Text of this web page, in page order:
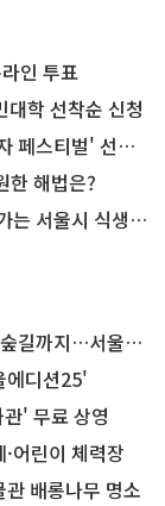
인 투표
학 선착순 신청
' 선착순 5천명
한 해법은?
식생활 교육' 현장
울둘레길 15코스
에디션25'
' 무료 상영
어린이 체력장
배롱나무 명소